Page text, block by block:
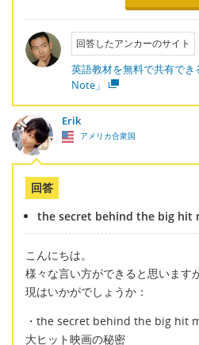
回答したアンカーのサイト
英語教材を無料で共有で
Note」
Erik
アメリカ合衆国
回答
the secret behind the big hit
こんにちは。
様々な言い方ができると思います
現はいかがでしょうか：
・the secret behind the big hit
大ヒット映画の秘密